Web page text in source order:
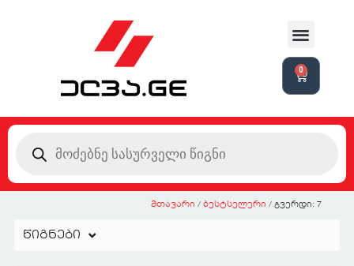
0
მთავარი /ბესტსელერი / გვერდი: 7
წიგნები